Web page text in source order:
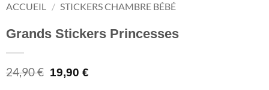
ACCUEIL / STICKERS CHAMBRE BÉBÉ
Grands Stickers Princesses
24,90€ Le
prix
19,90 €Le